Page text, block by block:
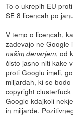
To o ukrepih EU
SE 8 licencah po
V temo o licencah,
zadevajo ne Google
našim denarjem, od
čisto jasno niti kake
proti Googlu imeli,
miljardah, ki se
copyright clusterfuck
Google kdajkoli
in miljarde.